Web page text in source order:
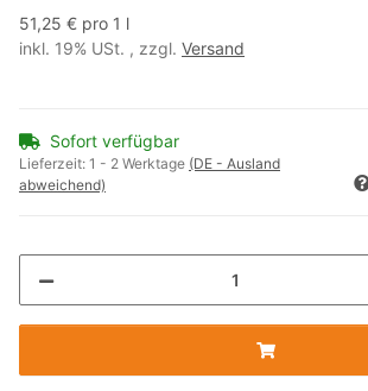
51,25 € pro 1 l
inkl. 19% USt. , zzgl. Versand
Sofort verfügbar
Lieferzeit: 1 - 2 Werktage (DE - Ausland
abweichend)